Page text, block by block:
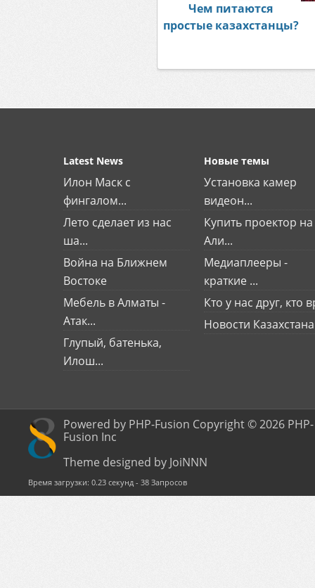
Чем питаются
простые казахстанцы?
Latest News
Илон Маск с
фингалом...
Лето сделает из нас
ша...
Война на Ближнем
Востоке
Мебель в Алматы -
Атак...
Глупый, батенька,
Илош...
Новые темы
Установка камер
видеон...
Купить проектор на
Али...
Медиаплееры -
краткие ...
Кто у нас друг, кто
Новости Казахстана
Powered by PHP-Fusion Copyright © 2026 PHP-
Fusion Inc
Theme designed by JoiNNN
Время загрузки: 0.23 секунд - 38 Запросов